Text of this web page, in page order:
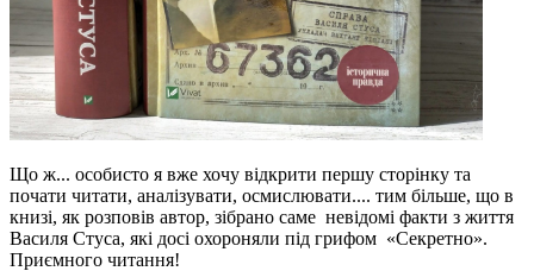
Що ж... особисто я вже хочу відкрити першу сторінку та
почати читати, аналізувати, осмислювати.... тим більше, що в
книзі, як розповів автор, зібрано саме невідомі факти з життя
Василя Стуса, які досі охороняли під грифом «Секретно».
Приємного читання!